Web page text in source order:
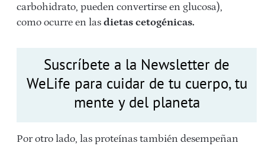
carbohidrato, pueden convertirse en glucosa),
como ocurre en las dietas cetogénicas.
Suscríbete a la Newsletter de
WeLife para cuidar de tu cuerpo, tu
mente y del planeta
Por otro lado, las proteínas también desempeñan